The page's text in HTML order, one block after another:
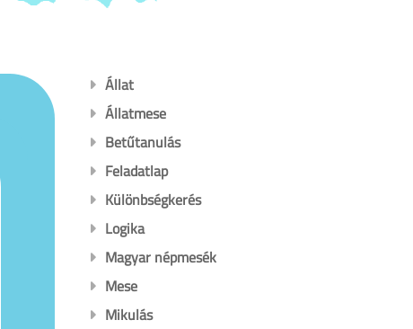
Állat
Állatmese
Betűtanulás
Feladatlap
Különbségkerés
Logika
Magyar népmesék
Mese
Mikulás